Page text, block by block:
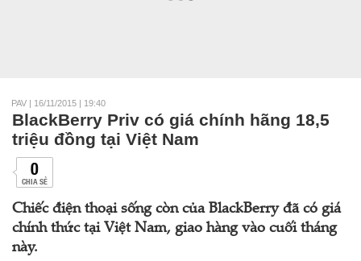
PAV | 16/11/2015 | 19:40
BlackBerry Priv có giá chính hãng 18,5
triệu đồng tại Việt Nam
0
CHIA SẺ
Chiếc điện thoại sống còn của BlackBerry đã có giá
chính thức tại Việt Nam, giao hàng vào cuối tháng
này.